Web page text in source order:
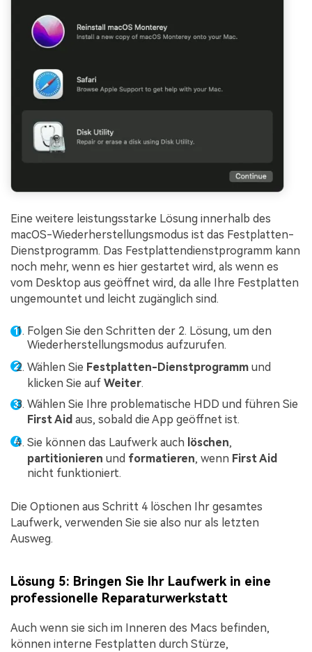
Eine weitere leistungsstarke Lösung innerhalb des
macOS-Wiederherstellungsmodus ist das Festplatten-
Dienstprogramm. Das Festplattendienstprogramm kann
noch mehr, wenn es hier gestartet wird, als wenn es
vom Desktop aus geöffnet wird, da alle Ihre Festplatten
ungemountet und leicht zugänglich sind.
Folgen Sie den Schritten der 2. Lösung, um den
Wiederherstellungsmodus aufzurufen.
Wählen Sie Festplatten-Dienstprogramm und
klicken Sie auf Weiter.
Wählen Sie Ihre problematische HDD und führen Sie
First Aid aus, sobald die App geöffnet ist.
Sie können das Laufwerk auch löschen,
partitionieren und formatieren, wenn First Aid
nicht funktioniert.
Die Optionen aus Schritt 4 löschen Ihr gesamtes
Laufwerk, verwenden Sie sie also nur als letzten
Ausweg.
Lösung 5: Bringen Sie Ihr Laufwerk in eine
professionelle Reparaturwerkstatt
Auch wenn sie sich im Inneren des Macs befinden,
können interne Festplatten durch Stürze,